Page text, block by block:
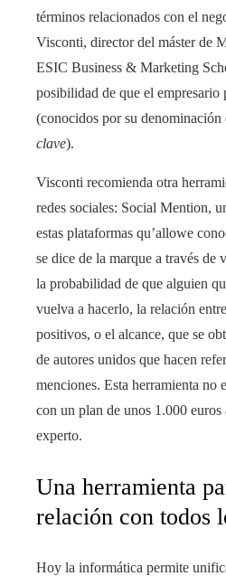
términos relacionados con el
Visconti, director del máster de
ESIC Business & Marketing
posibilidad de que el empresario
(conocidos por su denominación
clave).
Visconti recomienda otra
redes sociales: Social Mention,
estas plataformas qu’allowe
se dice de la marque a través de
la probabilidad de que alguien
vuelva a hacerlo, la relación
positivos, o el alcance, que se
de autores unidos que hacen
menciones. Esta herramienta no
con un plan de unos 1.000 euros
experto.
Una herramienta
relación con todos
Hoy la informática permite